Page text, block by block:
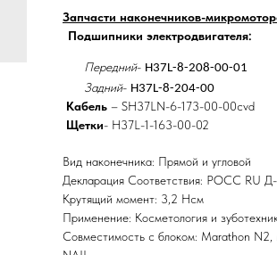
Запчасти наконечников-
Подшипники электродвигателя:
Передний- H37L-8-208-00-01
Задний- H37L-8-204-00
Кабель – SH37LN-6-173-00-00cvd
Щетки- H37L-1-163-00-02
Вид наконечника: Прямой и угловой
Декларация Соответствия: РОСС RU
Крутящий момент: 3,2 Нсм
Применение: Косметология и
Совместимость с блоком: Marathon